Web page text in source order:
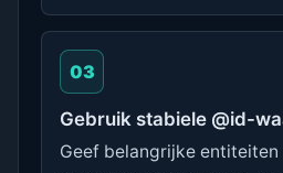
03
Gebruik stabiele @id-
Geef belangrijke entiteiten